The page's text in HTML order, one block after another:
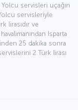
servisleri uçağın
servisleriyle
lirasıdır ve
Isparta
25 dakika sonra
2 Türk lirası